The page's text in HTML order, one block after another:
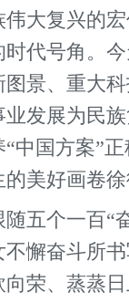
大复兴的
代号角。
景、重大
发展为民
中国方案”
的美好画卷
个一百“
懈奋斗所书
向荣、蒸蒸